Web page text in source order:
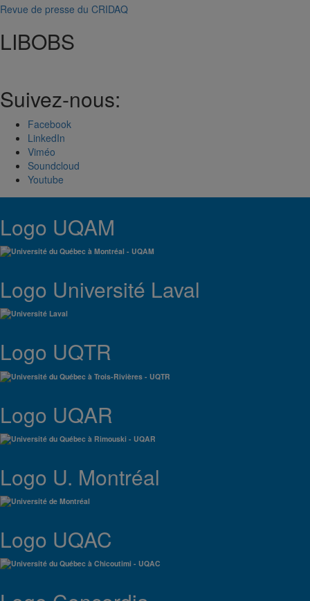
Revue de presse du CRIDAQ
LIBOBS
Suivez-nous:
Facebook
LinkedIn
Viméo
Soundcloud
Youtube
Logo UQAM
Logo Université Laval
Logo UQTR
Logo UQAR
Logo U. Montréal
Logo UQAC